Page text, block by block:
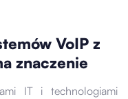
VoIP z
znaczenie
IT i technologiami